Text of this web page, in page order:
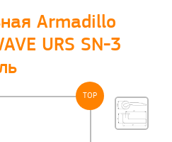
Armadillo
URS SN-3
TOP